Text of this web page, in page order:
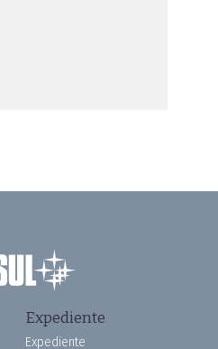
Expediente
Expediente